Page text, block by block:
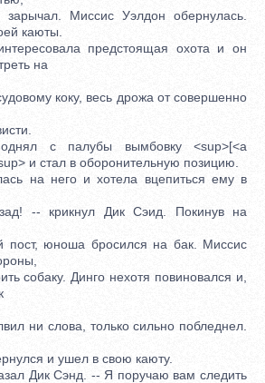
Миссис Уэлдон обернулась.
каюты.
предстоящая охота и он
на
коку, весь дрожа от совершенно
с палубы вымбовку <sup>[<a
и стал в оборонительную позицию.
на него и хотела вцепиться ему в
-- крикнул Дик Сэид. Покинув на
юноша бросился на бак. Миссис
собаку. Динго нехотя повиновался и,
ни слова, только сильно побледнел.
и ушел в свою каюту.
Дик Сэнд. -- Я поручаю вам следить